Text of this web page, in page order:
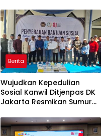
2026
Berita
Wujudkan Kepedulian
Sosial Kanwil Ditjenpas DK
Jakarta Resmikan Sumur